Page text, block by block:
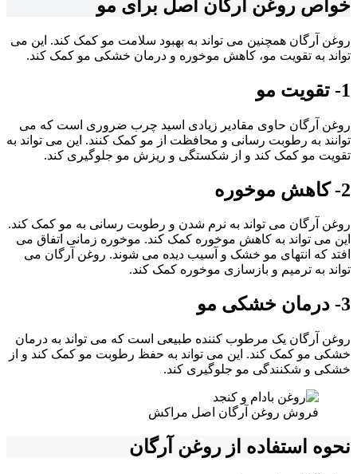
خواص روغن آرگان اصل برای مو
روغن آرگان همچنین می تواند به بهبود سلامت مو کمک کند. این می
تواند به تقویت مو، کاهش موخوره و درمان خشکی مو کمک کند.
1- تقویت مو
روغن آرگان حاوی مقادیر زیادی اسید چرب ضروری است که می
توانند به رطوبت رسانی و محافظت از مو کمک کنند. این می تواند به
تقویت مو کمک کند و از شکستگی و ریزش مو جلوگیری کند.
2- کاهش موخوره
روغن آرگان می تواند به نرم شدن و رطوبت رسانی به مو کمک کند.
این می تواند به کاهش موخوره کمک کند. موخوره زمانی اتفاق می
افتد که انتهای مو خشک و آسیب دیده می شوند. روغن آرگان می
تواند به ترمیم و بازسازی موخوره کمک کند.
3- درمان خشکی مو
روغن آرگان یک مرطوب کننده طبیعی است که می تواند به درمان
خشکی مو کمک کند. این می تواند به حفظ رطوبت مو کمک کند و از
خشکی و شکنندگی مو جلوگیری کند.
فروش روغن آرگان اصل مراکش
نحوه استفاده از روغن آرگان